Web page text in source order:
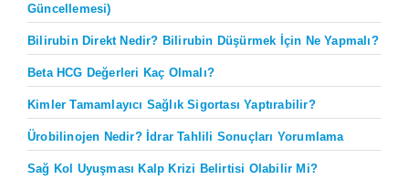
Güncellemesi)
Bilirubin Direkt Nedir? Bilirubin Düşürmek İçin Ne Yapmalı?
Beta HCG Değerleri Kaç Olmalı?
Kimler Tamamlayıcı Sağlık Sigortası Yaptırabilir?
Ürobilinojen Nedir? İdrar Tahlili Sonuçları Yorumlama
Sağ Kol Uyuşması Kalp Krizi Belirtisi Olabilir Mi?